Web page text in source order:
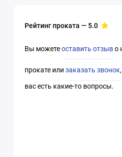
Рейтинг проката — 5.0
Вы можетеоставить отзыво
прокате илизаказать звонок
вас есть какие-то вопросы.